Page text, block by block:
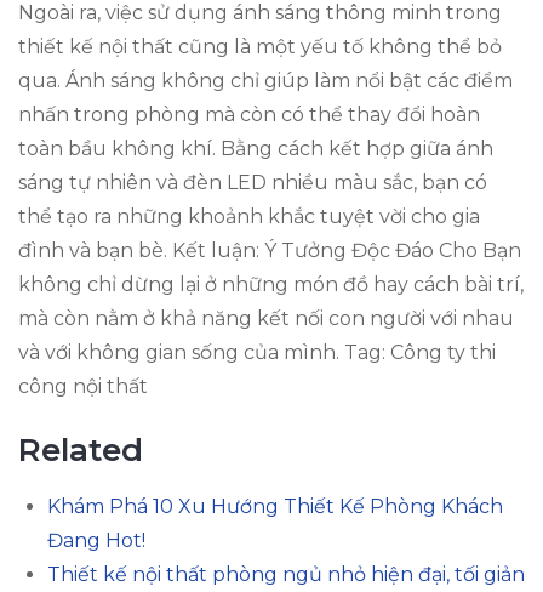
Ngoài ra, việc sử dụng ánh sáng thông minh trong
thiết kế nội thất cũng là một yếu tố không thể bỏ
qua. Ánh sáng không chỉ giúp làm nổi bật các điểm
nhấn trong phòng mà còn có thể thay đổi hoàn
toàn bầu không khí. Bằng cách kết hợp giữa ánh
sáng tự nhiên và đèn LED nhiều màu sắc, bạn có
thể tạo ra những khoảnh khắc tuyệt vời cho gia
đình và bạn bè. Kết luận: Ý Tưởng Độc Đáo Cho Bạn
không chỉ dừng lại ở những món đồ hay cách bài trí,
mà còn nằm ở khả năng kết nối con người với nhau
và với không gian sống của mình. Tag: Công ty thi
công nội thất
Related
Khám Phá 10 Xu Hướng Thiết Kế Phòng Khách
Đang Hot!
Thiết kế nội thất phòng ngủ nhỏ hiện đại, tối giản